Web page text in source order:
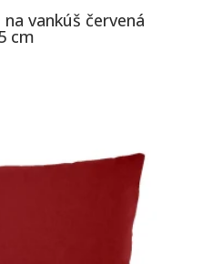
vankúš červená
cm